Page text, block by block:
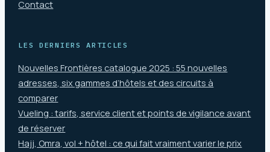
Contact
LES DERNIERS ARTICLES
Nouvelles Frontières catalogue 2025 : 55 nouvelles
adresses, six gammes d’hôtels et des circuits à
comparer
Vueling : tarifs, service client et points de vigilance avant
de réserver
Hajj, Omra, vol + hôtel : ce qui fait vraiment varier le prix